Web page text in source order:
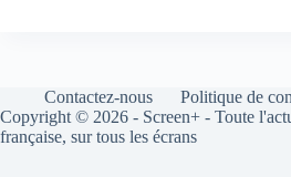
nous
emmener
sur
Contactez-nous
Politique de
Copyright © 2026 - Screen+ - Toute
française, sur tous les écrans